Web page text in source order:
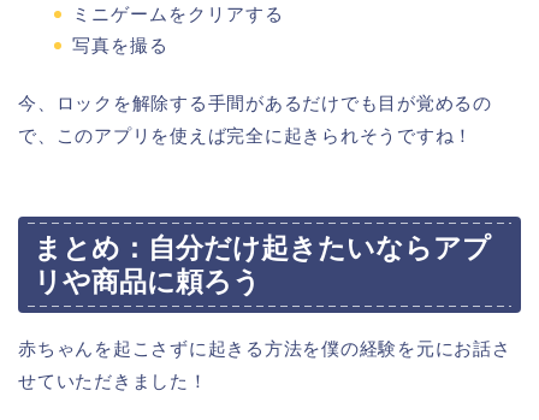
ミニゲームをクリアする
写真を撮る
今、ロックを解除する手間があるだけでも目が覚めるの
で、このアプリを使えば完全に起きられそうですね！
まとめ：自分だけ起きたいならアプ
リや商品に頼ろう
赤ちゃんを起こさずに起きる方法を僕の経験を元にお話さ
せていただきました！